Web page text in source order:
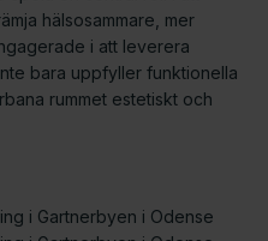
hälsosammare, mer
i att leverera
bara uppfyller funktionella
rummet estetiskt och